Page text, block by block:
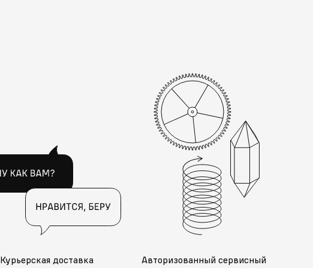
Курьерская доставка
Авторизованный сервисный